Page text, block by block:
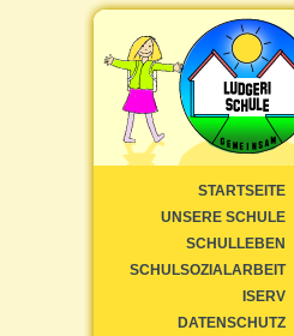
STARTSEITE
UNSERE SCHULE
SCHULLEBEN
SCHULSOZIALARBEIT
ISERV
DATENSCHUTZ